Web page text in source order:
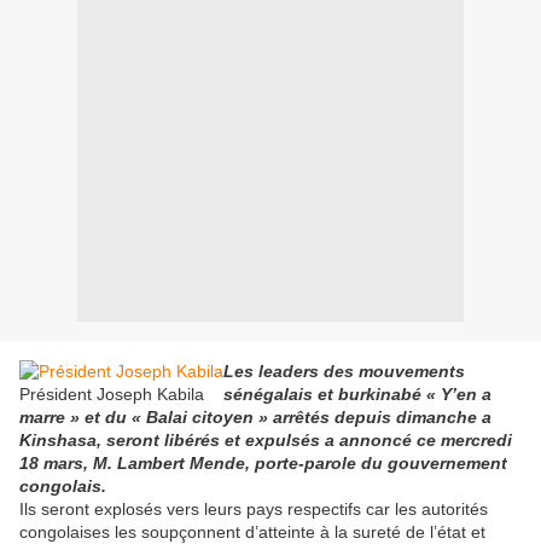
Président Joseph Kabila
Les leaders des mouvements
sénégalais et burkinabé « Y’en a
marre » et du « Balai citoyen » arrêtés depuis dimanche a
Kinshasa, seront libérés et expulsés a annoncé ce mercredi
18 mars, M. Lambert Mende, porte-parole du gouvernement
congolais.
Ils seront explosés vers leurs pays respectifs car les autorités
congolaises les soupçonnent d’atteinte à la sureté de l’état et